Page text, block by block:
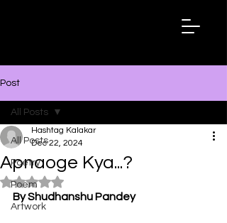
Post
All Posts
Poetry
Poem
Artwork
All Posts
Apnaoge Kya...?
Hashtag Kalakar
Dec 22, 2024
Rated NaN out of 5 stars.
By Shudhanshu Pandey